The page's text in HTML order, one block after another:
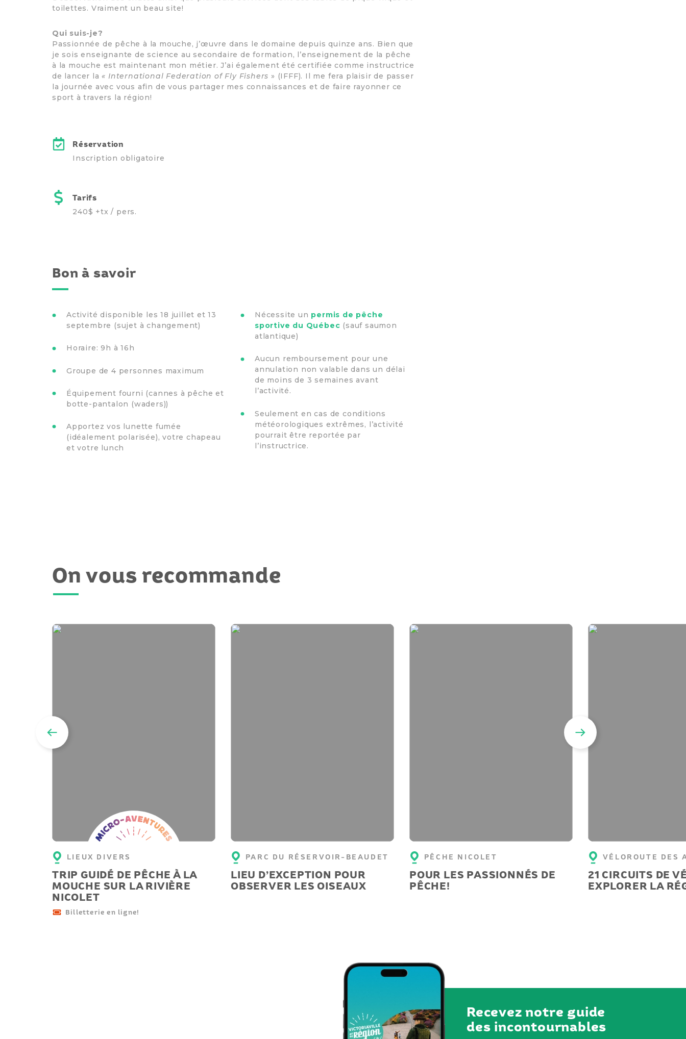
toilettes. Vraiment un beau site!
Qui suis-je?
Passionnée de pêche à la mouche, j’œuvre dans le domaine depuis quinze ans. Bien que
je sois enseignante de science au secondaire de formation, l’enseignement de la pêche
à la mouche est maintenant mon métier. J’ai également été certifiée comme instructrice
de lancer la « International Federation of Fly Fishers» (IFFF). Il me fera plaisir de passer
la journée avec vous afin de vous partager mes connaissances et de faire rayonner ce
sport à travers la région!
Réservation
Inscription obligatoire
Tarifs
240$ +tx / pers.
Bon à savoir
Activité disponible les 18 juillet et 13
septembre (sujet à changement)
Horaire: 9h à 16h
Groupe de 4 personnes maximum
Équipement fourni (cannes à pêche et
botte-pantalon (waders))
Apportez vos lunette fumée
(idéalement polarisée), votre chapeau
et votre lunch
Nécessite un permis de pêche
sportive du Québec (sauf saumon
atlantique)
Aucun remboursement pour une
annulation non valable dans un délai
de moins de 3 semaines avant
l’activité.
Seulement en cas de conditions
météorologiques extrêmes, l’activité
pourrait être reportée par
l’instructrice.
On vous recommande
Micro-
aventure
LIEUX DIVERS
TRIP GUIDÉ DE PÊCHE À LA
MOUCHE SUR LA RIVIÈRE
NICOLET
Billetterie en ligne!
PARC DU RÉSERVOIR-BEAUDET
LIEU D’EXCEPTION POUR
OBSERVER LES OISEAUX
PÊCHE NICOLET
POUR LES PASSIONNÉS DE
PÊCHE!
VÉLOROUTE DES
21 CIRCUITS DE
EXPLORER LA
Recevez notre guide
des incontournables